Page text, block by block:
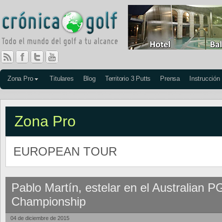
Zona Pro Titulares Blog Territorio 3 Putts Prensa Instrucción
Zona Pro
EUROPEAN TOUR
Pablo Martín, estelar en el Australian
Championship
04 de diciembre de 2015